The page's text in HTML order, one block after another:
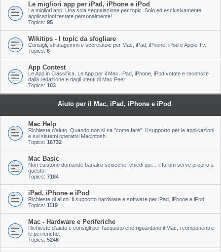
Le migliori app per iPad, iPhone e iPod
Le migliori app. Una sola segnalazione per topic. Solo ed esclusivamente
applicazioni testate personalmente!
Topics: 95
Wikitips - I topic da sfogliare
Consigli, stratagemmi e scorciatoie per Mac, iPad, iPhone, iPod e Apple Tv.
Topics: 6
App Contest
Le App in Classifica. Le App per il Mac, iPad, iPhone, iPod votate e recensite
dalla redazione e dagli utenti di Mac Peer
Topics: 103
Aiuto per il Mac, iPad, iPhone e iPod
Mac Help
Richieste d'aiuto. Quando non si sa "come fare". Il supporto per le applicazioni
e sui sistemi operativi Macintosh.
Topics: 16732
Mac Basic
Non esistono domande banali o sciocche: chiedi qui… il forum serve proprio a
questo!
Topics: 7184
iPad, iPhone e iPod
Richieste di aiuto. Il supporto hardware e software per iPad, iPhone e iPod.
Topics: 1119
Mac - Hardware e Periferiche
Richieste d'aiuto e consigli per l'acquisto che riguardano il Mac, i componenti e
le periferiche.
Topics: 5246